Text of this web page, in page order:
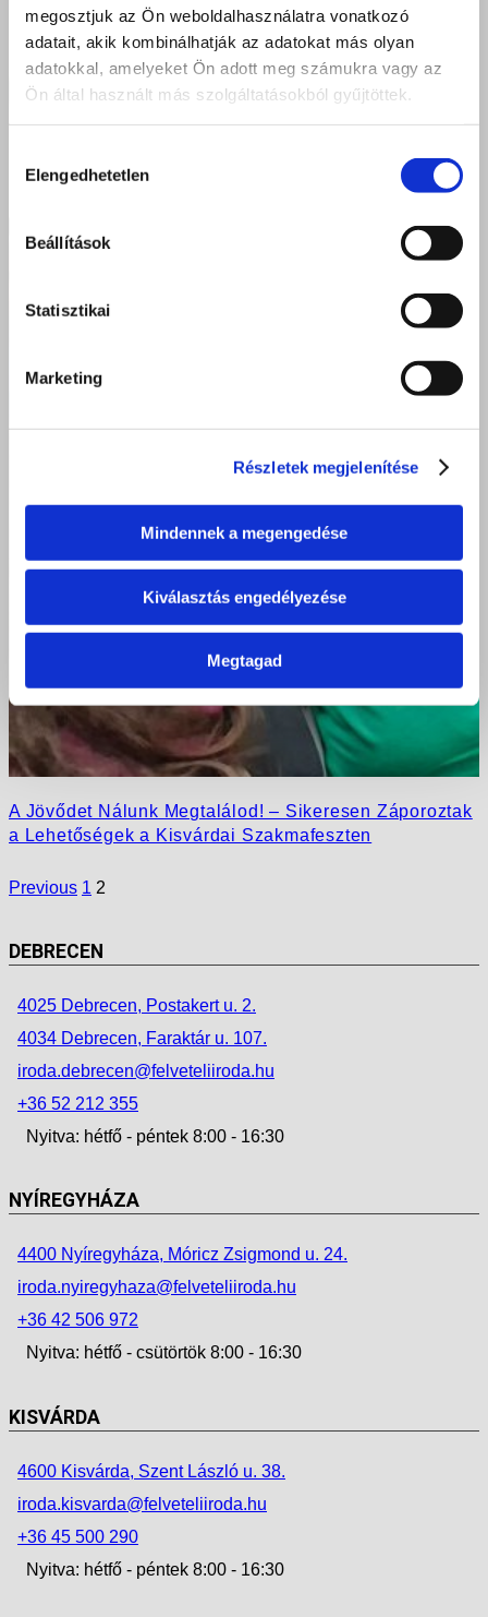
megosztjuk az Ön weboldalhasználatra vonatkozó
adatait, akik kombinálhatják az adatokat más olyan
adatokkal, amelyeket Ön adott meg számukra vagy az
Ön által használt más szolgáltatásokból gyűjtöttek.
kiválasztása
Elengedhetetlen
Beállítások
Statisztikai
Marketing
Részletek megjelenítése
Mindennek a megengedése
Kiválasztás engedélyezése
Megtagad
A Jövődet Nálunk Megtalálod! – Sikeresen Záporoztak
a Lehetőségek a Kisvárdai Szakmafeszten
Previous 1 2
DEBRECEN
4025 Debrecen, Postakert u. 2.
4034 Debrecen, Faraktár u. 107.
iroda.debrecen@felveteliiroda.hu
+36 52 212 355
Nyitva: hétfő - péntek 8:00 - 16:30
NYÍREGYHÁZA
4400 Nyíregyháza, Móricz Zsigmond u. 24.
iroda.nyiregyhaza@felveteliiroda.hu
+36 42 506 972
Nyitva: hétfő - csütörtök 8:00 - 16:30
KISVÁRDA
4600 Kisvárda, Szent László u. 38.
iroda.kisvarda@felveteliiroda.hu
+36 45 500 290
Nyitva: hétfő - péntek 8:00 - 16:30